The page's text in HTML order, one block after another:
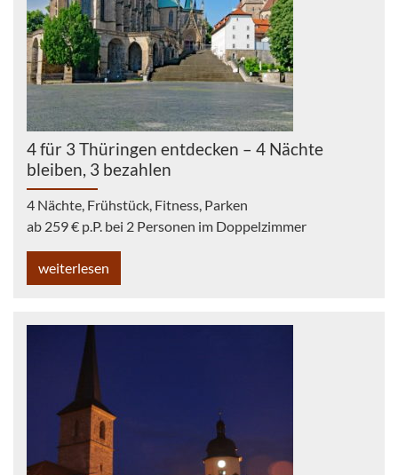
4 für 3 Thüringen entdecken – 4 Nächte
bleiben, 3 bezahlen
4 Nächte, Frühstück, Fitness, Parken
ab 259 € p.P. bei 2 Personen im Doppelzimmer
weiterlesen